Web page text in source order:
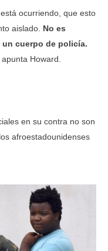
ocurriendo, que esto
aislado. No es
un cuerpo de policía.
Howard.
en su contra no son
afroestadounidenses